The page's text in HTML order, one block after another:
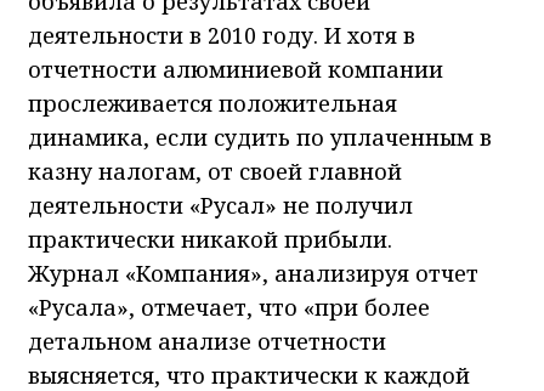
деятельности в 2010 году. И хотя в
отчетности алюминиевой компании
прослеживается положительная
динамика, если судить по уплаченным в
казну налогам, от своей главной
деятельности «Русал» не получил
практически никакой прибыли.
Журнал «Компания», анализируя отчет
«Русала», отмечает, что «при более
детальном анализе отчетности
выясняется, что практически к каждой